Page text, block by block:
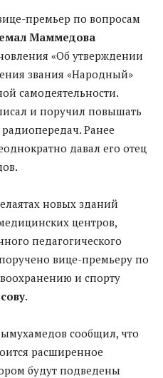
премьер по вопросам
Маммедова
«Об утверждении
звания «Народный»
самодеятельности.
и поручил повышать
Ранее
давал его отец
новых зданий
центров,
педагогического
вице-премьеру по
и спорту
.
сообщил, что
расширенное
будут подведены